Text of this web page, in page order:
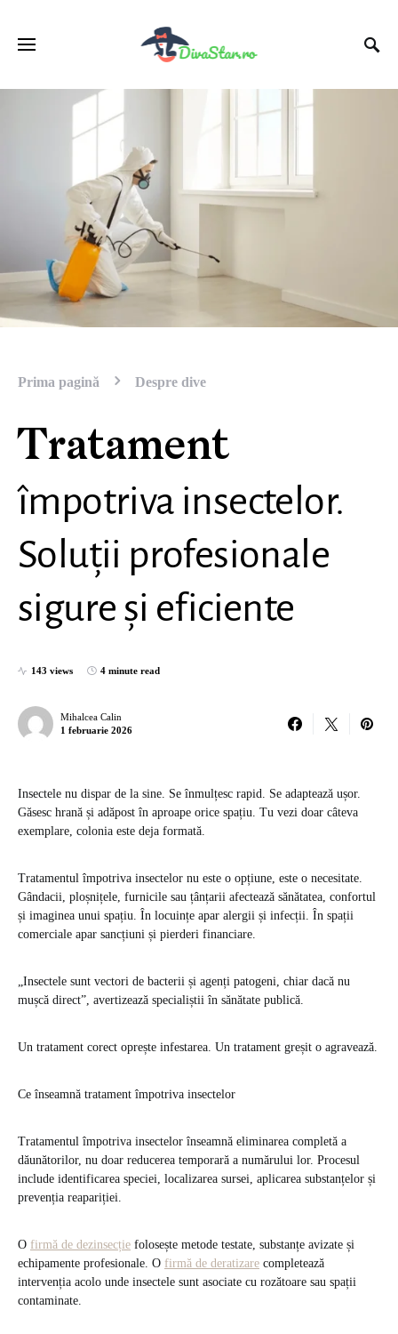
Prima pagină Despre dive
Tratament
împotriva insectelor.
Soluții profesionale
sigure și eficiente
143 views 4 minute read
Mihalcea Calin
1 februarie 2026
Insectele nu dispar de la sine. Se înmulțesc rapid. Se adaptează ușor.
Găsesc hrană și adăpost în aproape orice spațiu. Tu vezi doar câteva
exemplare, colonia este deja formată.
Tratamentul împotriva insectelor nu este o opțiune, este o necesitate.
Gândacii, ploșnițele, furnicile sau țânțarii afectează sănătatea, confortul
și imaginea unui spațiu. În locuințe apar alergii și infecții. În spații
comerciale apar sancțiuni și pierderi financiare.
„Insectele sunt vectori de bacterii și agenți patogeni, chiar dacă nu
mușcă direct”, avertizează specialiștii în sănătate publică.
Un tratament corect oprește infestarea. Un tratament greșit o agravează.
Ce înseamnă tratament împotriva insectelor
Tratamentul împotriva insectelor înseamnă eliminarea completă a
dăunătorilor, nu doar reducerea temporară a numărului lor. Procesul
include identificarea speciei, localizarea sursei, aplicarea substanțelor și
prevenția reapariției.
O firmă de dezinsecție folosește metode testate, substanțe avizate și
echipamente profesionale. O firmă de deratizare completează
intervenția acolo unde insectele sunt asociate cu rozătoare sau spații
contaminate.